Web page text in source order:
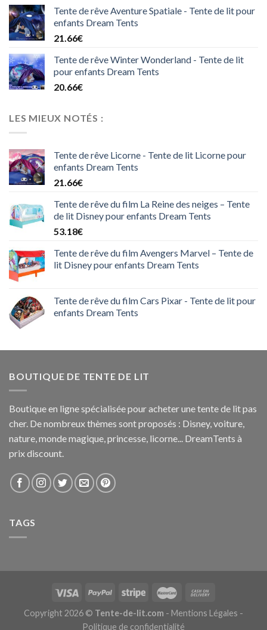
Tente de rêve Aventure Spatiale - Tente de lit pour
enfants Dream Tents
21.66€
Tente de rêve Winter Wonderland - Tente de lit
pour enfants Dream Tents
20.66€
LES MIEUX NOTÉS :
Tente de rêve Licorne - Tente de lit Licorne pour
enfants Dream Tents
21.66€
Tente de rêve du film La Reine des neiges – Tente
de lit Disney pour enfants Dream Tents
53.18€
Tente de rêve du film Avengers Marvel – Tente de
lit Disney pour enfants Dream Tents
Tente de rêve du film Cars Pixar - Tente de lit pour
enfants Dream Tents
BOUTIQUE DE TENTE DE LIT
Boutique en ligne spécialisée pour acheter une tente de lit pas
cher. De nombreux thèmes sont proposés : Disney, voiture,
nature, monde magique, princesse, licorne... DreamTents à
prix discount.
TAGS
Copyright 2026 © Tente-de-lit.com - Mentions Légales -
Politique de confidentialité